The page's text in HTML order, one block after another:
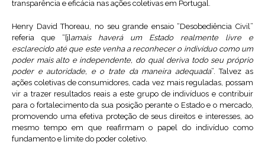
transparência e eficácia nas ações coletivas em Portugal.
Henry David Thoreau, no seu grande ensaio “Desobediência Civil”
referia que “[j]amais haverá um Estado realmente livre e
esclarecido até que este venha a reconhecer o indivíduo como um
poder mais alto e independente, do qual deriva todo seu próprio
poder e autoridade, e o trate da maneira adequada”. Talvez as
ações coletivas de consumidores, cada vez mais reguladas, possam
vir a trazer resultados reais a este grupo de indivíduos e contribuir
para o fortalecimento da sua posição perante o Estado e o mercado,
promovendo uma efetiva proteção de seus direitos e interesses, ao
mesmo tempo em que reafirmam o papel do indivíduo como
fundamento e limite do poder coletivo.